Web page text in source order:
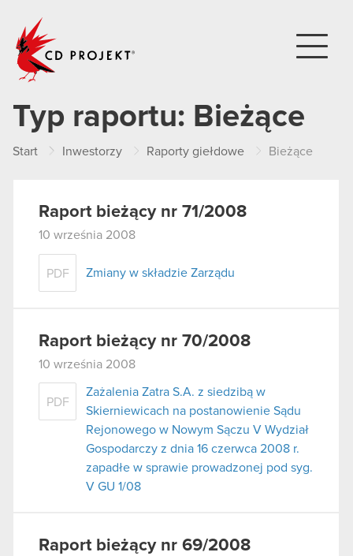
Typ raportu: Bieżące
Start Inwestorzy Raporty giełdowe Bieżące
Raport bieżący nr 71/2008
10 września 2008
PDF Zmiany w składzie Zarządu
Raport bieżący nr 70/2008
10 września 2008
PDF
Zażalenia Zatra S.A. z siedzibą w
Skierniewicach na postanowienie Sądu
Rejonowego w Nowym Sączu V Wydział
Gospodarczy z dnia 16 czerwca 2008 r.
zapadłe w sprawie prowadzonej pod syg.
V GU 1/08
Raport bieżący nr 69/2008